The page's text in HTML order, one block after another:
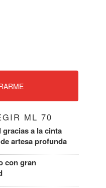
ML 70
a la cinta
artesa profunda
con gran